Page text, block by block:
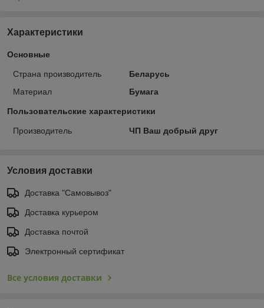
Характеристики
Основные
Страна производитель
Беларусь
Материал
Бумага
Пользовательские характеристики
Производитель ЧП Ваш добрый друг
Условия доставки
Доставка "Самовывоз"
Доставка курьером
Доставка почтой
Электронный сертификат
Все условия доставки